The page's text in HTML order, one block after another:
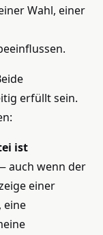
Wahl, einer
erfüllt sein.
ist
auch wenn der
einer
eine